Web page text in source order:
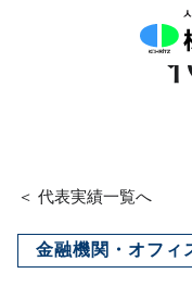
＜ 代表実績一覧へ
金融機関・オフィ